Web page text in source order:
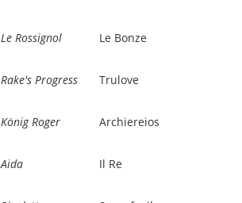
Le Rossignol Le Bonze
Rake's Progress Trulove
König Roger Archiereios
Aida Il Re